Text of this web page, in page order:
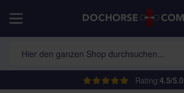
Rating:4.5/5.0
Hier den ganzen Shop durchsuchen...